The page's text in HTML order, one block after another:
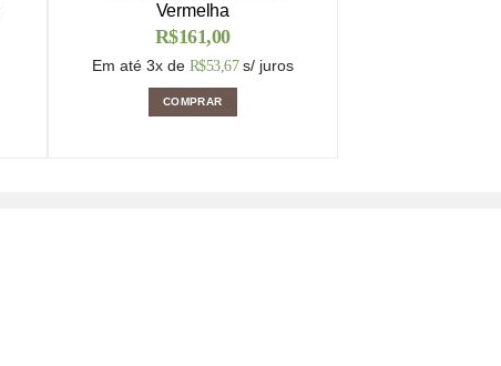
Vermelha
R$161,00
Em até 3x de R$53,67 s/ juros
COMPRAR